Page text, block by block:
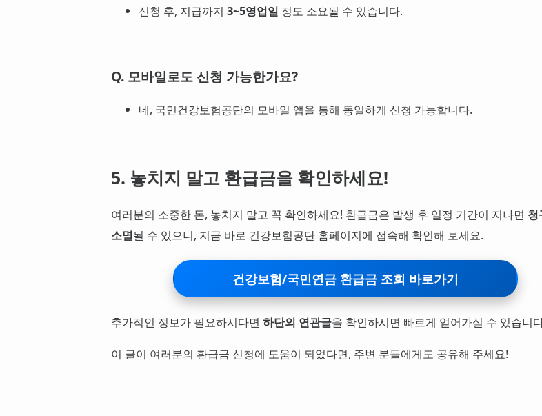
신청 후, 지급까지 3~5영업일 정도 소요될 수 있습니다.
Q. 모바일로도 신청 가능한가요?
네, 국민건강보험공단의 모바일 앱을 통해 동일하게 신청 가능합니다.
5. 놓치지 말고 환급금을 확인하세요!
여러분의 소중한 돈, 놓치지 말고 꼭 확인하세요! 환급금은 발생 후 일정 기간이 지나면 청
소멸될 수 있으니, 지금 바로 건강보험공단 홈페이지에 접속해 확인해 보세요.
건강보험/국민연금 환급금 조회 바로가기
추가적인 정보가 필요하시다면 하단의 연관글을 확인하시면 빠르게 얻어가실 수 있습니
이 글이 여러분의 환급금 신청에 도움이 되었다면, 주변 분들에게도 공유해 주세요!